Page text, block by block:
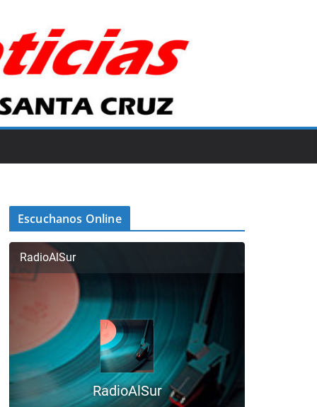
Escuchanos Online